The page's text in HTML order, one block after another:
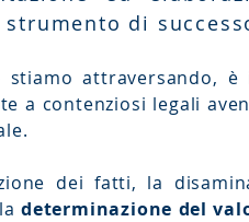
di
stiamo attraversando,
a contenziosi legali
dei fatti, la
determinazione del